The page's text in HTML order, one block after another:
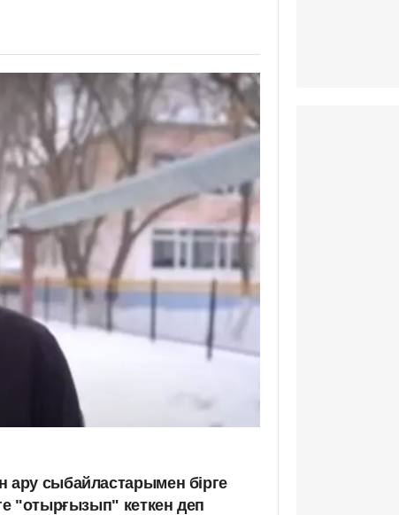
ару сыбайластарымен бірге
"отырғызып" кеткен деп